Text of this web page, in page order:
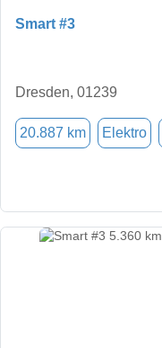
Smart #3
Dresden, 01239
20.887 km Elektro